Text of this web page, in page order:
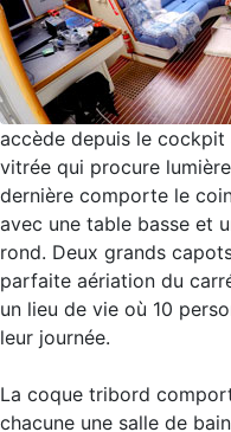
accède depuis le
vitrée qui procure
dernière comporte le
avec une table basse et
rond. Deux grands
parfaite aériation du
un lieu de vie où 10
leur journée.
La coque tribord
chacune une salle de